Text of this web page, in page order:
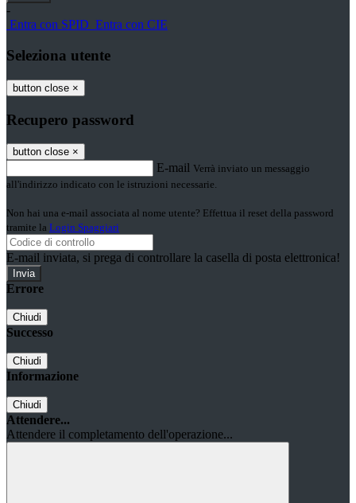
-
Entra con SPID Entra con CIE
Seleziona utente
button close ×
Recupero password
button close ×
E-mail Verrà inviato un messaggio
all'indirizzo indicato con le istruzioni necessarie.
Non hai una e-mail associata al nome utente? Effettua il reset della password
tramite la Login Spaggiari
E-mail inviata, si prega di controllare la casella di posta elettronica!
Errore
Chiudi
Successo
Chiudi
Informazione
Chiudi
Attendere...
Attendere il completamento dell'operazione...